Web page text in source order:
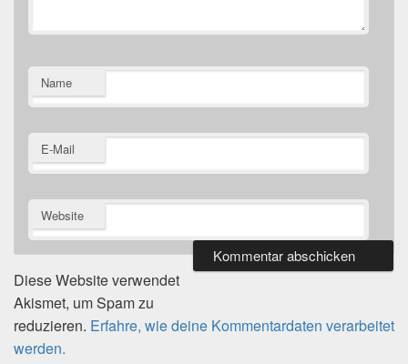
Name
E-Mail
Website
Diese Website verwendet
Akismet, um Spam zu
reduzieren. Erfahre, wie deine Kommentardaten verarbeitet
werden.